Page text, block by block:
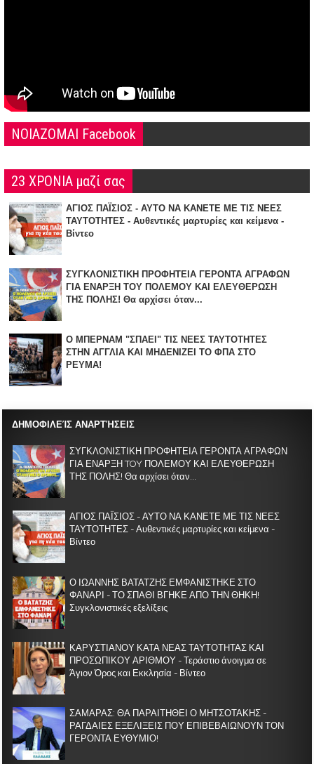
NOIAZOMAI Facebook
23 ΧΡΟΝΙΑ μαζί σας
ΑΓΙΟΣ ΠΑΪΣΙΟΣ - ΑΥΤΟ ΝΑ ΚΑΝΕΤΕ ΜΕ ΤΙΣ ΝΕΕΣ
ΤΑΥΤΟΤΗΤΕΣ - Αυθεντικές μαρτυρίες και κείμενα -
Βίντεο
ΣΥΓΚΛΟΝΙΣΤΙΚΗ ΠΡΟΦΗΤΕΙΑ ΓΕΡΟΝΤΑ ΑΓΡΑΦΩΝ
ΓΙΑ ΕΝΑΡΞΗ TOY ΠΟΛΕΜΟΥ ΚΑΙ ΕΛΕΥΘΕΡΩΣΗ
ΤΗΣ ΠΟΛΗΣ! Θα αρχίσει όταν...
Ο ΜΠΕΡΝΑΜ "ΣΠΑΕΙ" ΤΙΣ ΝΕΕΣ ΤΑΥΤΟΤΗΤΕΣ
ΣΤΗΝ ΑΓΓΛΙΑ KAI ΜΗΔΕΝΙZΕΙ ΤΟ ΦΠΑ ΣΤΟ
ΡΕΥΜΑ!
ΔΗΜΟΦΙΛΕΊΣ ΑΝΑΡΤΉΣΕΙΣ
ΣΥΓΚΛΟΝΙΣΤΙΚΗ ΠΡΟΦΗΤΕΙΑ ΓΕΡΟΝΤΑ ΑΓΡΑΦΩΝ
ΓΙΑ ΕΝΑΡΞΗ TOY ΠΟΛΕΜΟΥ ΚΑΙ ΕΛΕΥΘΕΡΩΣΗ
ΤΗΣ ΠΟΛΗΣ! Θα αρχίσει όταν...
ΑΓΙΟΣ ΠΑΪΣΙΟΣ - ΑΥΤΟ ΝΑ ΚΑΝΕΤΕ ΜΕ ΤΙΣ ΝΕΕΣ
ΤΑΥΤΟΤΗΤΕΣ - Αυθεντικές μαρτυρίες και κείμενα -
Βίντεο
Ο ΙΩΑΝΝΗΣ ΒΑΤΑΤΖΗΣ ΕΜΦΑΝΙΣΤΗΚΕ ΣΤΟ
ΦΑΝΑΡΙ - ΤΟ ΣΠΑΘΙ ΒΓΗΚΕ ΑΠΟ ΤΗΝ ΘΗΚΗ!
Συγκλονιστικές εξελίξεις
ΚΑΡΥΣΤΙΑΝΟΥ ΚΑΤΑ ΝΕΑΣ ΤΑΥΤΟΤΗΤΑΣ ΚΑΙ
ΠΡΟΣΩΠΙΚΟΥ ΑΡΙΘΜΟΥ - Τεράστιο άνοιγμα σε
Άγιον Όρος και Εκκλησία - Βίντεο
ΣΑΜΑΡΑΣ: ΘΑ ΠΑΡΑΙΤΗΘΕΙ Ο ΜΗΤΣΟΤΑΚΗΣ -
ΡΑΓΔΑΙΕΣ ΕΞΕΛΙΞΕΙΣ ΠΟΥ ΕΠΙΒΕΒΑΙΩΝΟΥΝ ΤΟΝ
ΓΕΡΟΝΤΑ ΕΥΘΥΜΙΟ!